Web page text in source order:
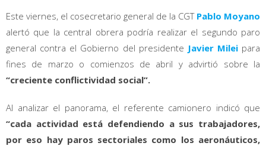
Este viernes, el cosecretario general de la CGT Pablo Moyano
alertó que la central obrera podría realizar el segundo paro
general contra el Gobierno del presidente Javier Mileipara
fines de marzo o comienzos de abril y advirtió sobre la
“creciente conflictividad social”.
Al analizar el panorama, el referente camionero indicó que
“cada actividad está defendiendo a sus trabajadores,
por eso hay paros sectoriales como los aeronáuticos,